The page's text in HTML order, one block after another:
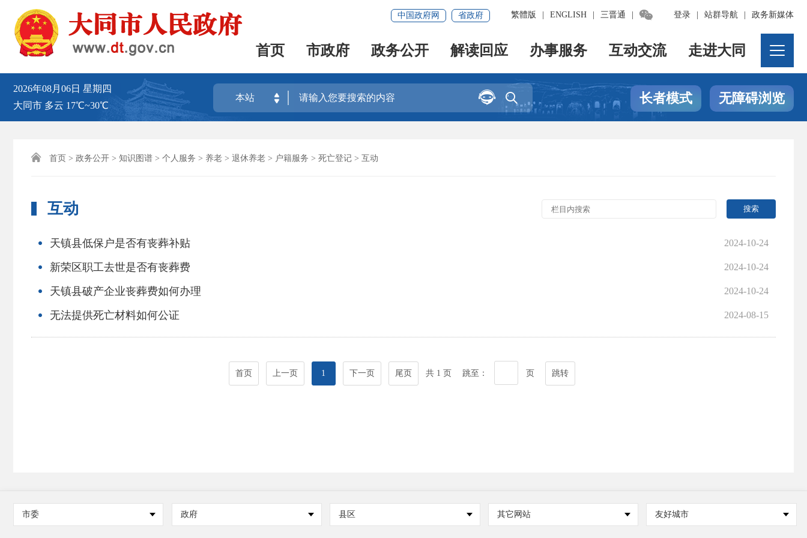
登录 站群导航 政务新媒体
繁體版 ENGLISH 三晋通 
中国政府网 省政府
首页 市政府 政务公开 解读回应 办事服务 互动交流 走进大同
2026年08月06日 星期四
大同市 多云 17℃~30℃
本站 
 长者模式 无障碍浏览
 首页 > 政务公开 > 知识图谱 > 个人服务 > 养老 > 退休养老 > 户籍服务 > 死亡登记 > 互动
互动
天镇县低保户是否有丧葬补贴 2024-10-24
新荣区职工去世是否有丧葬费 2024-10-24
天镇县破产企业丧葬费如何办理 2024-10-24
无法提供死亡材料如何公证 2024-08-15
首页 上一页 1 下一页 尾页 共 1 页 跳至： 页 跳转
市委 政府 县区 其它网站 友好城市